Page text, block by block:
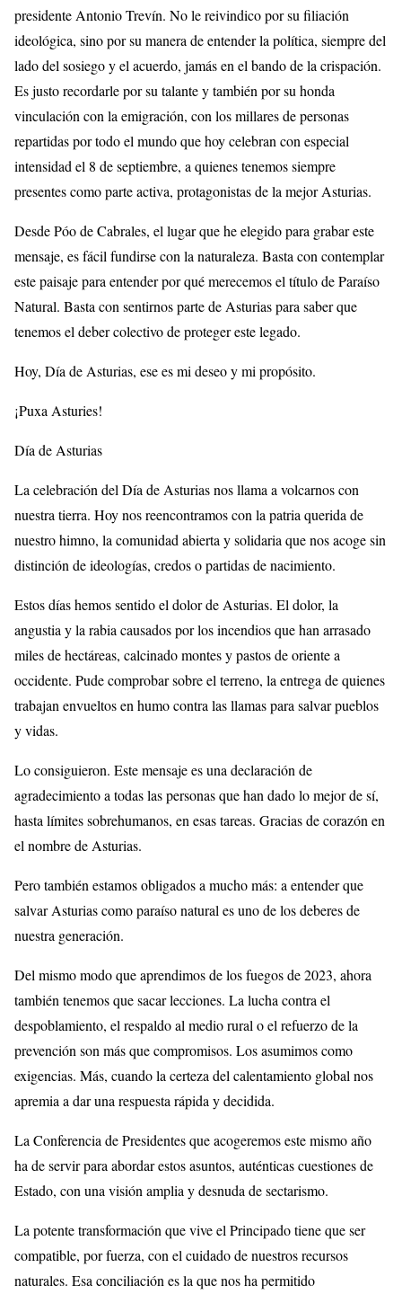
presidente Antonio Trevín. No le reivindico por su filiación
ideológica, sino por su manera de entender la política, siempre del
lado del sosiego y el acuerdo, jamás en el bando de la crispación.
Es justo recordarle por su talante y también por su honda
vinculación con la emigración, con los millares de personas
repartidas por todo el mundo que hoy celebran con especial
intensidad el 8 de septiembre, a quienes tenemos siempre
presentes como parte activa, protagonistas de la mejor Asturias.
Desde Póo de Cabrales, el lugar que he elegido para grabar este
mensaje, es fácil fundirse con la naturaleza. Basta con contemplar
este paisaje para entender por qué merecemos el título de Paraíso
Natural. Basta con sentirnos parte de Asturias para saber que
tenemos el deber colectivo de proteger este legado.
Hoy, Día de Asturias, ese es mi deseo y mi propósito.
¡Puxa Asturies!
Día de Asturias
La celebración del Día de Asturias nos llama a volcarnos con
nuestra tierra. Hoy nos reencontramos con la patria querida de
nuestro himno, la comunidad abierta y solidaria que nos acoge sin
distinción de ideologías, credos o partidas de nacimiento.
Estos días hemos sentido el dolor de Asturias. El dolor, la
angustia y la rabia causados por los incendios que han arrasado
miles de hectáreas, calcinado montes y pastos de oriente a
occidente. Pude comprobar sobre el terreno, la entrega de quienes
trabajan envueltos en humo contra las llamas para salvar pueblos
y vidas.
Lo consiguieron. Este mensaje es una declaración de
agradecimiento a todas las personas que han dado lo mejor de sí,
hasta límites sobrehumanos, en esas tareas. Gracias de corazón en
el nombre de Asturias.
Pero también estamos obligados a mucho más: a entender que
salvar Asturias como paraíso natural es uno de los deberes de
nuestra generación.
Del mismo modo que aprendimos de los fuegos de 2023, ahora
también tenemos que sacar lecciones. La lucha contra el
despoblamiento, el respaldo al medio rural o el refuerzo de la
prevención son más que compromisos. Los asumimos como
exigencias. Más, cuando la certeza del calentamiento global nos
apremia a dar una respuesta rápida y decidida.
La Conferencia de Presidentes que acogeremos este mismo año
ha de servir para abordar estos asuntos, auténticas cuestiones de
Estado, con una visión amplia y desnuda de sectarismo.
La potente transformación que vive el Principado tiene que ser
compatible, por fuerza, con el cuidado de nuestros recursos
naturales. Esa conciliación es la que nos ha permitido